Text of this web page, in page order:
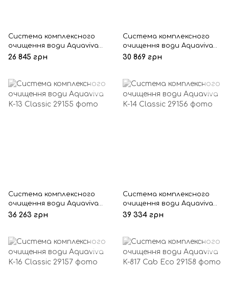
Система комплексного
очищення води Aquaviva
K-10 Classic
26 845 грн
Система комплексного
очищення води Aquaviva
K-12 Classic
30 869 грн
Система комплексного
очищення води Aquaviva
K-13 Classic
36 263 грн
Система комплексного
очищення води Aquaviva
K-14 Classic
39 334 грн